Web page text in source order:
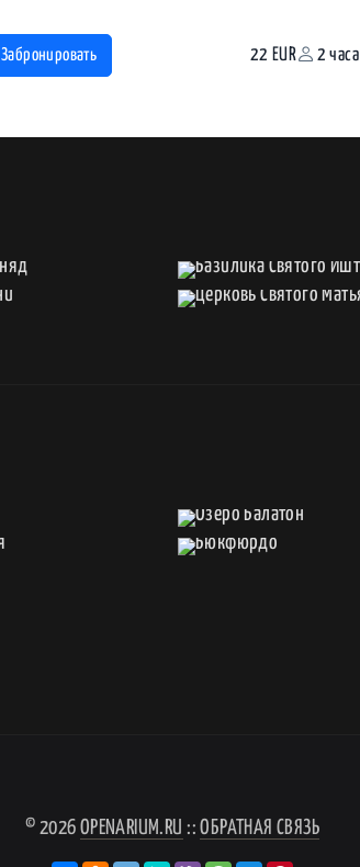
Забронировать 22 EUR 2 часа
© 2026 OPENARIUM.RU ::ОБРАТНАЯ СВЯЗЬ